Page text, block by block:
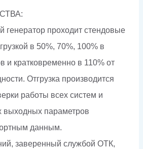
генератор проходит стендовые
в 50%, 70%, 100% в
и кратковременно в 110% от
Отгрузка производится
работы всех систем и
выходных параметров
данным.
заверенный службой ОТК,